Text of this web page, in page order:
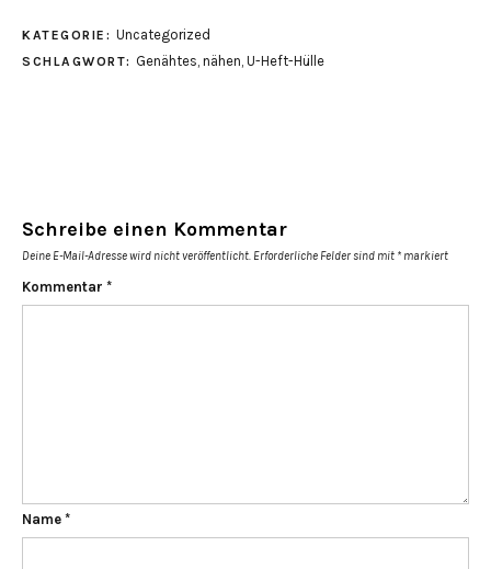
KATEGORIE: Uncategorized
SCHLAGWORT: Genähtes nähen U-Heft-Hülle
Schreibe einen Kommentar
Deine E-Mail-Adresse wird nicht veröffentlicht. Erforderliche Felder sind mit * markiert
Kommentar *
Name *